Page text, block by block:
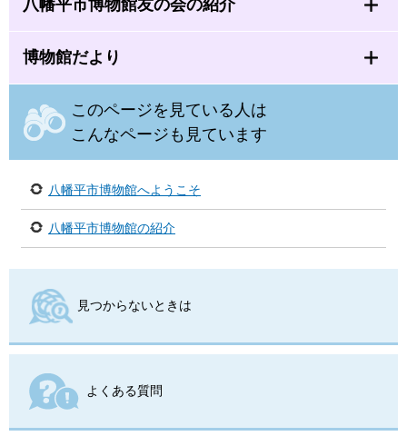
八幡平市博物館友の会の紹介
博物館だより
このページを見ている人は
こんなページも見ています
八幡平市博物館へようこそ
八幡平市博物館の紹介
見つからないときは
よくある質問